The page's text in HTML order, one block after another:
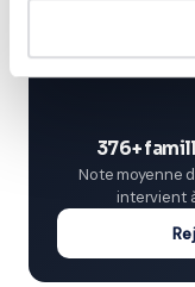
376+
Note moyenne
intervient